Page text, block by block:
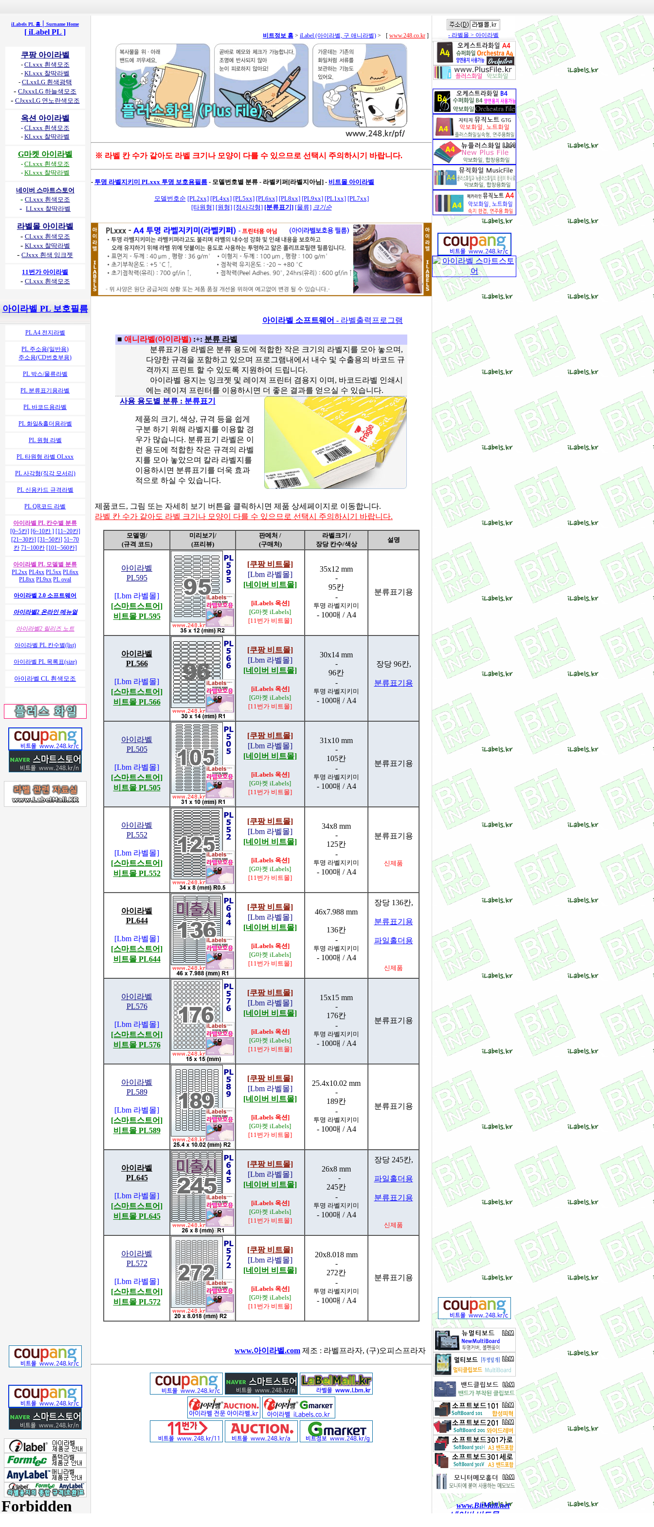
iLabels PL 홈 | Surname Home
[ iLabel PL ]
쿠팡 아이라벨
- CLxxx 흰색모조
- KLxxx 찰딱라벨
- CLxxLG 흰색광택
-CJxxxLG 하늘색모조
- CJxxxLG 연노란색모조
옥션 아이라벨
- CLxxx 흰색모조
- KLxxx 찰딱라벨
G마켓 아이라벨
- CLxxx 흰색모조
- KLxxx 찰딱라벨
네이버 스마트스토어
- CLxxx 흰색모조
- LLxxx 찰딱라벨
라벨몰 아이라벨
- CLxxx 흰색모조
- KLxxx 찰딱라벨
-CJxxx 흰색 잉크젯
11번가 아이라벨
- CLxxx 흰색모조
아이라벨 PL 보호필름
PL A4 전지라벨
PL 주소용(일반용)
주소용(CD번호부용)
PL 박스/물류라벨
PL 분류표기용라벨
PL 바코드용라벨
PL 화일&홀더용라벨
PL 원형 라벨
PL 타원형 라벨 OLxxx
PL 사각형(직각 모서리)
PL 신용카드 규격라벨
PL QR코드 라벨
아이라벨 PL 칸수별 분류
[0~5칸] [6~10칸 ] [11~20칸]
[21~30칸] [31~50칸] 51~70
칸 71~100칸 [101~560칸]
아이라벨 PL 모델별 분류
PL2xx PL4xx PL5xx PL6xx
PL8xx PL9xx PL oval
아이라벨 2.0 소프트웨어
아이라벨2 온라인 메뉴얼
아이라벨2 릴리즈 노트
아이라벨 PL 칸수별(list)
아이라벨 PL 목록표(size)
아이라벨 CL 흰색모조
비트정보 홈 > iLabel (아이라벨, 구 애니라벨) > [ www.248.co.kr ]
※ 라벨 칸 수가 같아도 라벨 크기나 모양이 다를 수 있으므로 선택시 주의하시기 바랍니다.
- 투명 라벨지키미 PLxxx 투명 보호용필름 - 모델번호별 분류 - 라벨키퍼[라벨지아님] - 비트몰 아이라벨
모델번호순 [PL2xx] [PL4xx] [PL5xx] [PL6xx] [PL8xx] [PL9xx] [PL1xx] [PL7xx]
[타원형] [원형] [정사각형] [분류표기] [물류] 크기순
아이라벨 소프트웨어 - 라벨출력프로그램
■ 애니라벨(아이라벨) :+: 분류 라벨
분류표기용 라벨은 분류 용도에 적합한 작은 크기의 라벨지를 모아 놓으며,
다양한 규격을 포함하고 있으며 프로그램내에서 내수 및 수출용의 바코드 규
격까지 프린트 할 수 있도록 지원하여 드립니다.
아이라벨 용지는 잉크젯 및 레이져 프린터 겸용지 이며, 바코드라벨 인쇄시
에는 레이져 프린터를 이용하시면 더 좋은 결과를 얻으실 수 있습니다.
사용 용도별 분류 : 분류표기
제품의 크기, 색상, 규격 등을 쉽게
구분 하기 위해 라벨지를 이용할 경
우가 많습니다. 분류표기 라벨은 이
런 용도에 적합한 작은 규격의 라벨
지를 모아 놓았으며 칼라 라벨지를
이용하시면 분류표기를 더욱 효과
적으로 하실 수 있습니다.
제품코드, 그림 또는 자세히 보기 버튼을 클릭하시면 제품 상세페이지로 이동합니다.
라벨 칸 수가 같아도 라벨 크기나 모양이 다를 수 있으므로 선택시 주의하시기 바랍니다.
모델명/
(규격 코드)
미리보기/
(프리뷰)
판메처 /
(구매처)
라벨크기 /
장당 칸수/색상
설명
아이라벨
PL595
[Lbm 라벨몰]
[스마트스트어]
비트몰 PL595
[쿠팡 비트몰]
[Lbm 라벨몰]
[네이버 비트몰]
[iLabels 옥션]
[G마켓 iLabels]
[11번가 비트몰]
35x12 mm
-
95칸
-
투명 라벨지키미
- 100매 / A4
분류표기용
아이라벨
PL566
[Lbm 라벨몰]
[스마트스트어]
비트몰 PL566
[쿠팡 비트몰]
[Lbm 라벨몰]
[네이버 비트몰]
[iLabels 옥션]
[G마켓 iLabels]
[11번가 비트몰]
30x14 mm
-
96칸
-
투명 라벨지키미
- 100매 / A4
장당 96칸,
분류표기용
아이라벨
PL505
[Lbm 라벨몰]
[스마트스트어]
비트몰 PL505
[쿠팡 비트몰]
[Lbm 라벨몰]
[네이버 비트몰]
[iLabels 옥션]
[G마켓 iLabels]
[11번가 비트몰]
31x10 mm
-
105칸
-
투명 라벨지키미
- 100매 / A4
분류표기용
아이라벨
PL552
[Lbm 라벨몰]
[스마트스트어]
비트몰 PL552
[쿠팡 비트몰]
[Lbm 라벨몰]
[네이버 비트몰]
[iLabels 옥션]
[G마켓 iLabels]
[11번가 비트몰]
34x8 mm
-
125칸
-
투명 라벨지키미
- 100매 / A4
분류표기용
신제품
아이라벨
PL644
[Lbm 라벨몰]
[스마트스트어]
비트몰 PL644
[쿠팡 비트몰]
[Lbm 라벨몰]
[네이버 비트몰]
[iLabels 옥션]
[G마켓 iLabels]
[11번가 비트몰]
46x7.988 mm
136칸
-
투명 라벨지키미
- 100매 / A4
장당 136칸,
분류표기용
파일홀더용
신제품
아이라벨
PL576
[Lbm 라벨몰]
[스마트스트어]
비트몰 PL576
[쿠팡 비트몰]
[Lbm 라벨몰]
[네이버 비트몰]
[iLabels 옥션]
[G마켓 iLabels]
[11번가 비트몰]
15x15 mm
-
176칸
-
투명 라벨지키미
- 100매 / A4
분류표기용
아이라벨
PL589
[Lbm 라벨몰]
[스마트스트어]
비트몰 PL589
[쿠팡 비트몰]
[Lbm 라벨몰]
[네이버 비트몰]
[iLabels 옥션]
[G마켓 iLabels]
[11번가 비트몰]
25.4x10.02 mm
-
189칸
-
투명 라벨지키미
- 100매 / A4
분류표기용
아이라벨
PL645
[Lbm 라벨몰]
[스마트스트어]
비트몰 PL645
[쿠팡 비트몰]
[Lbm 라벨몰]
[네이버 비트몰]
[iLabels 옥션]
[G마켓 iLabels]
[11번가 비트몰]
26x8 mm
-
245칸
-
투명 라벨지키미
- 100매 / A4
장당 245칸,
파일홀더용
분류표기용
신제품
아이라벨
PL572
[Lbm 라벨몰]
[스마트스트어]
비트몰 PL572
[쿠팡 비트몰]
[Lbm 라벨몰]
[네이버 비트몰]
[iLabels 옥션]
[G마켓 iLabels]
[11번가 비트몰]
20x8.018 mm
-
272칸
-
투명 라벨지키미
- 100매 / A4
분류표기용
www.아이라벨.com 제조 : 라벨프라자, (구)오피스프라자
- 라벨몰 > 아이라벨
www.BitMall.net
네이버 비트몰